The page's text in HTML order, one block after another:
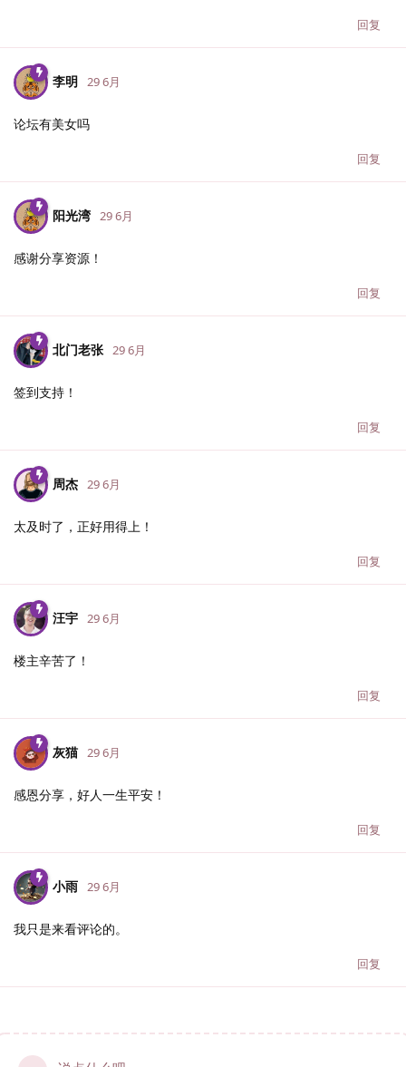
回复
李明 29 6月
论坛有美女吗
回复
阳光湾 29 6月
感谢分享资源！
回复
北门老张 29 6月
签到支持！
回复
周杰 29 6月
太及时了，正好用得上！
回复
汪宇 29 6月
楼主辛苦了！
回复
灰猫 29 6月
感恩分享，好人一生平安！
回复
小雨 29 6月
我只是来看评论的。
回复